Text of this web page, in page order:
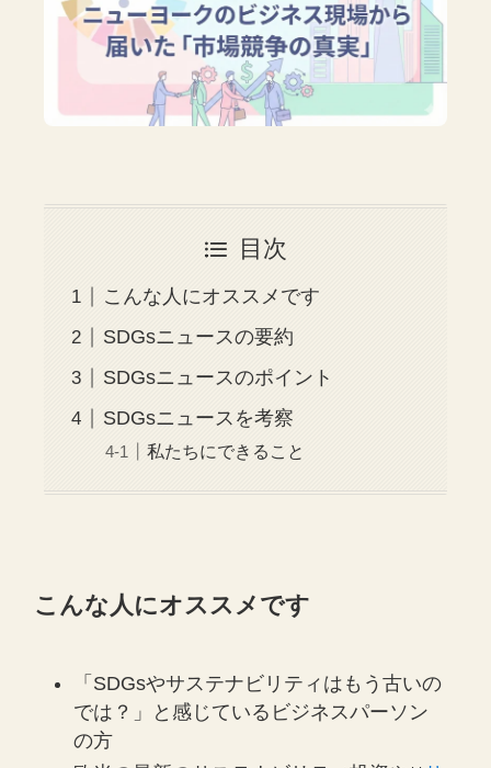
目次
こんな人にオススメです
SDGsニュースの要約
SDGsニュースのポイント
SDGsニュースを考察
私たちにできること
こんな人にオススメです
「SDGsやサステナビリティはもう古いの
では？」と感じているビジネスパーソン
の方